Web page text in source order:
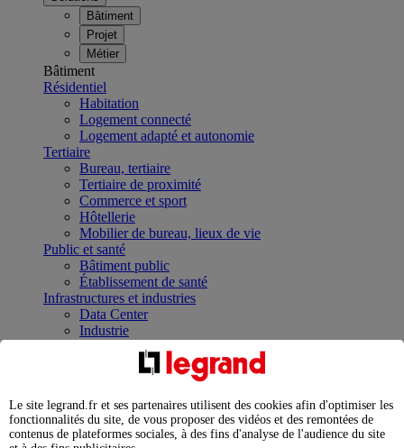
Bâtiment
Projet
Métier
Bâtiment
Résidentiel
Habitation
Logement connecté
Logement adapté et autonomie
Tertiaire
Bureau, tertiaire
Tertiaire de proximité
Commerce et sport
Hôtellerie
Mobilier de bureau, lieux de vie
Public et santé
Bâtiment public
Établissement de santé
Infrastructures et industries
Data Center
Industrie
Infrastructures
Contrôler et planifier le fonctionnement des appareils
Répartir et optimiser son tableau électrique
Legrand Data Center Solutions : concentrer les
expertises au service de vos performances
Le site legrand.fr et ses partenaires utilisent des cookies afin d'optimiser les
fonctionnalités du site, de vous proposer des vidéos et des remontées de
contenus de plateformes sociales, à des fins d'analyse de l'audience du site